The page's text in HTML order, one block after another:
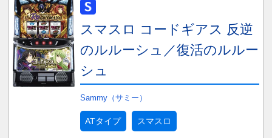
スマスロ コードギアス 反逆
のルルーシュ／復活のルルー
シュ
Sammy（サミー）
ATタイプ スマスロ